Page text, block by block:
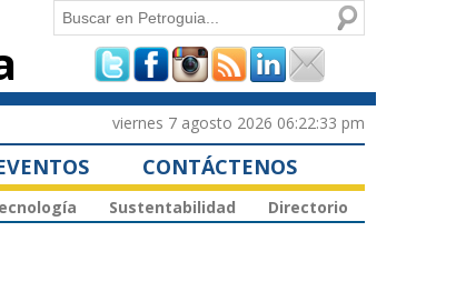
Formulario de
búsqueda
Buscar
viernes 7 agosto 2026 06:22:33 pm
CONTÁCTENOS
Sustentabilidad Directorio